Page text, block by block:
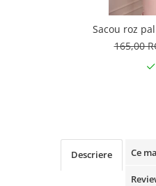
Sacou roz
165,00
Descriere Ce